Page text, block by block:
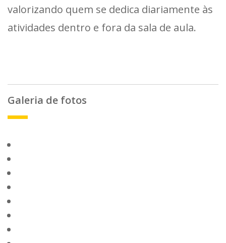
valorizando quem se dedica diariamente às
atividades dentro e fora da sala de aula.
Galeria de fotos